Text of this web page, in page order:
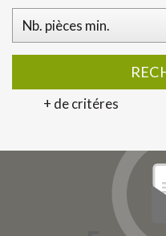
+ de critéres